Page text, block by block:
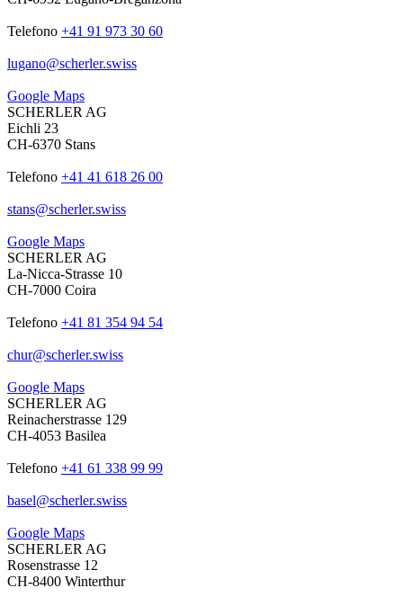
Telefono +41 91 973 30 60
lugano@scherler.swiss
Google Maps
SCHERLER AG
Eichli 23
CH-6370 Stans
Telefono +41 41 618 26 00
stans@scherler.swiss
Google Maps
SCHERLER AG
La-Nicca-Strasse 10
CH-7000 Coira
Telefono +41 81 354 94 54
chur@scherler.swiss
Google Maps
SCHERLER AG
Reinacherstrasse 129
CH-4053 Basilea
Telefono +41 61 338 99 99
basel@scherler.swiss
Google Maps
SCHERLER AG
Rosenstrasse 12
CH-8400 Winterthur